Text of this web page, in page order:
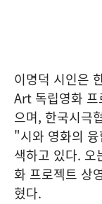
이명덕 시인은
Art 독립영화 프
으며, 한국시극
"시와 영화의
색하고 있다. 오
화 프로젝트 상
혔다.